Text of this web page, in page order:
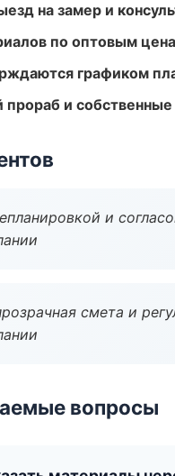
на замер и
по оптовым
графиком
прораб и
и
смета и
вопросы